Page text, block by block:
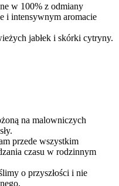
w 100% z odmiany
i intensywnym aromacie
jabłek i skórki cytryny.
na malowniczych
przede wszystkim
czasu w rodzinnym
o przyszłości i nie